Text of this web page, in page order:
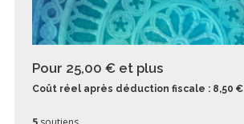
Pour 25,00 € et plus
Coût réel après déduction fiscale : 8,50 €